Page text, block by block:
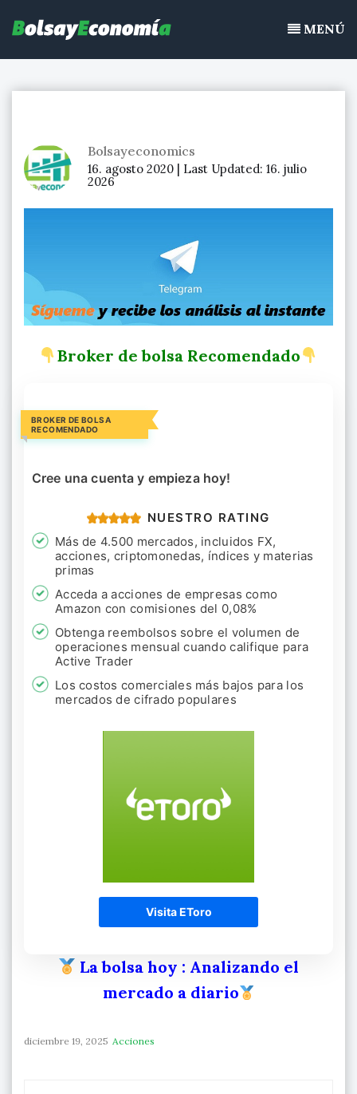
continuo, acciones de bolsa
contenidoMENÚ
Bolsayeconomics
16. agosto 2020 | Last Updated: 16. julio
2026
Broker de bolsa Recomendado
BROKER DE BOLSA
RECOMENDADO
Cree una cuenta y empieza hoy!
NUESTRO RATING
Más de 4.500 mercados, incluidos FX,
acciones, criptomonedas, índices y materias
primas
Acceda a acciones de empresas como
Amazon con comisiones del 0,08%
Obtenga reembolsos sobre el volumen de
operaciones mensual cuando califique para
Active Trader
Los costos comerciales más bajos para los
mercados de cifrado populares
Visita EToro
La bolsa hoy : Analizando el
mercado a diario
diciembre 19, 2025 Acciones